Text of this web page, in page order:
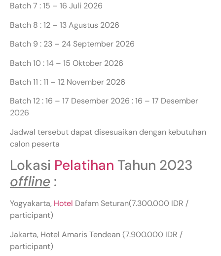
Batch 7 : 15 – 16 Juli 2026
Batch 8 : 12 – 13 Agustus 2026
Batch 9 : 23 – 24 September 2026
Batch 10 : 14 – 15 Oktober 2026
Batch 11 : 11 – 12 November 2026
Batch 12 : 16 – 17 Desember 2026 : 16 – 17 Desember
2026
Jadwal tersebut dapat disesuaikan dengan kebutuhan
calon peserta
Lokasi Pelatihan Tahun 2023
offline :
Yogyakarta, Hotel Dafam Seturan(7.300.000 IDR /
participant)
Jakarta, Hotel Amaris Tendean (7.900.000 IDR /
participant)